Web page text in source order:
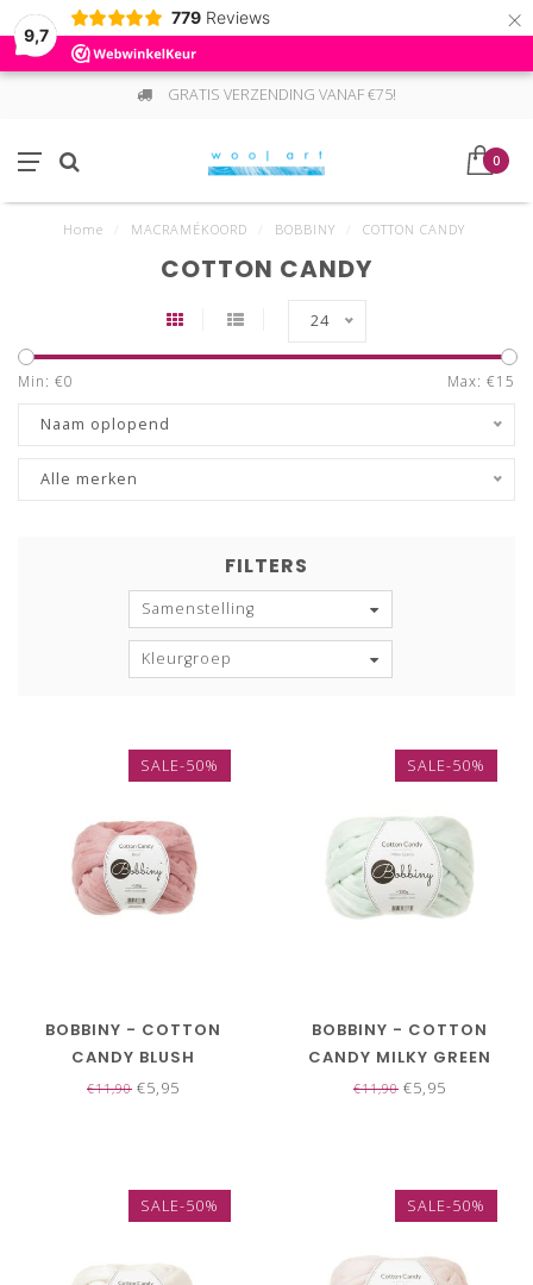
9,7
779 Reviews ×
GRATIS VERZENDING VANAF €75!
0
Home MACRAMÉKOORD BOBBINY COTTON CANDY
COTTON CANDY
24
Min: €0 Max: €15
Naam oplopend
Alle merken
FILTERS
Samenstelling
Kleurgroep
SALE-50%
BOBBINY - COTTON
CANDY BLUSH
€11,90 €5,95
SALE-50%
BOBBINY - COTTON
CANDY MILKY GREEN
€11,90 €5,95
SALE-50% SALE-50%